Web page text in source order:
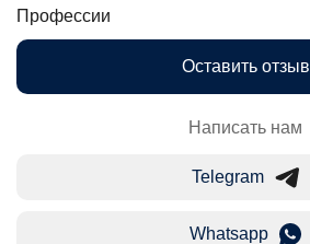
Профессии
Оставить отзыв
Написать нам
Telegram
Whatsapp